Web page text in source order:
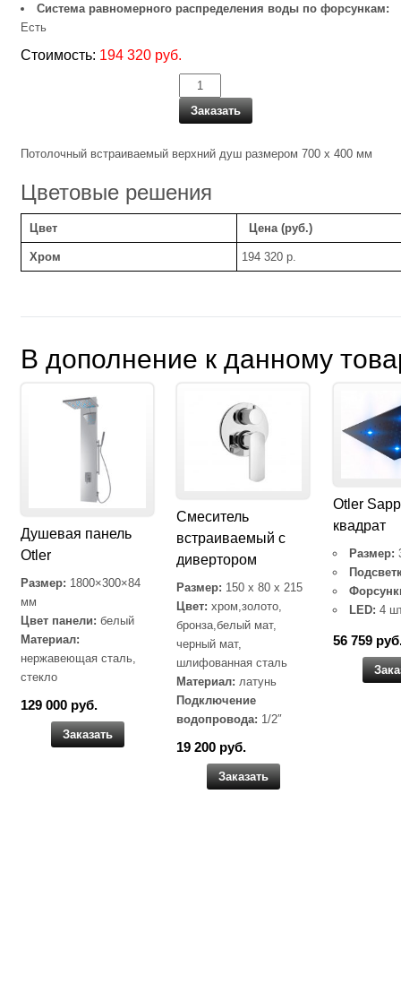
Система равномерного распределения воды по форсункам:
Есть
Стоимость: 194 320 руб.
Заказать
Потолочный встраиваемый верхний душ размером 700 x 400 мм
Цветовые решения
Цвет Цена (руб.)
Хром 194 320 р.
В дополнение к данному
Душевая панель
Otler
Размер: 1800×300×84
мм
Цвет панели: белый
Материал:
нержавеющая сталь,
стекло
129 000 руб.
Заказать
Cмеситель
встраиваемый с
дивертором
Размер: 150 x 80 x 215
Цвет: хром,золото,
бронза,белый мат,
черный мат,
шлифованная сталь
Материал: латунь
Подключение
водопровода: 1/2″
19 200 руб.
Заказать
Otler
квадрат
Размер:
LED: 4
56 759